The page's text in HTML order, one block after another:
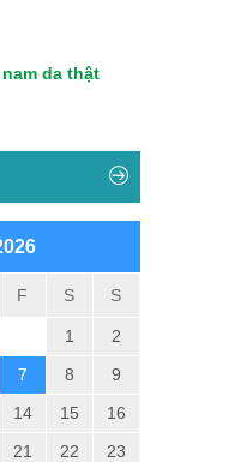
da thật
F S S
1
2
7 8
9
14 15
16
21 22
23